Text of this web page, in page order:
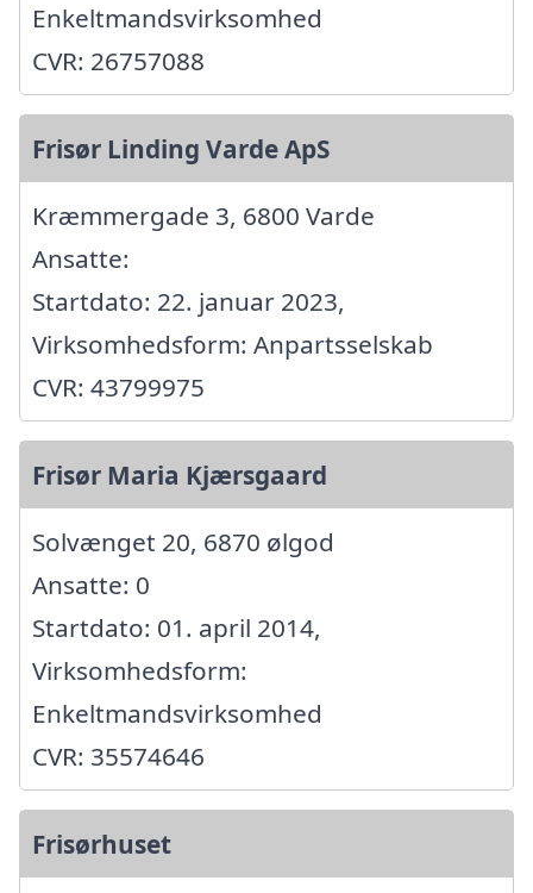
Enkeltmandsvirksomhed
CVR: 26757088
Frisør Linding Varde ApS
Kræmmergade 3, 6800 Varde
Ansatte:
Startdato: 22. januar 2023,
Virksomhedsform: Anpartsselskab
CVR: 43799975
Frisør Maria Kjærsgaard
Solvænget 20, 6870 ølgod
Ansatte: 0
Startdato: 01. april 2014,
Virksomhedsform:
Enkeltmandsvirksomhed
CVR: 35574646
Frisørhuset